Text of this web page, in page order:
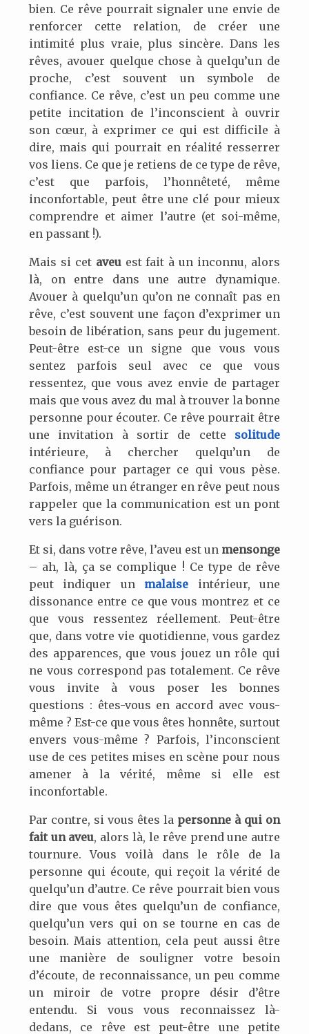
bien. Ce rêve pourrait signaler une envie de
renforcer cette relation, de créer une
intimité plus vraie, plus sincère. Dans les
rêves, avouer quelque chose à quelqu’un de
proche, c’est souvent un symbole de
confiance. Ce rêve, c’est un peu comme une
petite incitation de l’inconscient à ouvrir
son cœur, à exprimer ce qui est difficile à
dire, mais qui pourrait en réalité resserrer
vos liens. Ce que je retiens de ce type de rêve,
c’est que parfois, l’honnêteté, même
inconfortable, peut être une clé pour mieux
comprendre et aimer l’autre (et soi-même,
en passant !).
Mais si cet aveuest fait à un inconnu, alors
là, on entre dans une autre dynamique.
Avouer à quelqu’un qu’on ne connaît pas en
rêve, c’est souvent une façon d’exprimer un
besoin de libération, sans peur du jugement.
Peut-être est-ce un signe que vous vous
sentez parfois seul avec ce que vous
ressentez, que vous avez envie de partager
mais que vous avez du mal à trouver la bonne
personne pour écouter. Ce rêve pourrait être
une invitation à sortir de cette solitude
intérieure, à chercher quelqu’un de
confiance pour partager ce qui vous pèse.
Parfois, même un étranger en rêve peut nous
rappeler que la communication est un pont
vers la guérison.
Et si, dans votre rêve, l’aveu est un mensonge
– ah, là, ça se complique ! Ce type de rêve
peut indiquer un malaise intérieur, une
dissonance entre ce que vous montrez et ce
que vous ressentez réellement. Peut-être
que, dans votre vie quotidienne, vous gardez
des apparences, que vous jouez un rôle qui
ne vous correspond pas totalement. Ce rêve
vous invite à vous poser les bonnes
questions : êtes-vous en accord avec vous-
même ? Est-ce que vous êtes honnête, surtout
envers vous-même ? Parfois, l’inconscient
use de ces petites mises en scène pour nous
amener à la vérité, même si elle est
inconfortable.
Par contre, si vous êtes la personne à qui on
fait un aveu, alors là, le rêve prend une autre
tournure. Vous voilà dans le rôle de la
personne qui écoute, qui reçoit la vérité de
quelqu’un d’autre. Ce rêve pourrait bien vous
dire que vous êtes quelqu’un de confiance,
quelqu’un vers qui on se tourne en cas de
besoin. Mais attention, cela peut aussi être
une manière de souligner votre besoin
d’écoute, de reconnaissance, un peu comme
un miroir de votre propre désir d’être
entendu. Si vous vous reconnaissez là-
dedans, ce rêve est peut-être une petite